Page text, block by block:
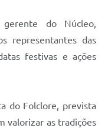
do Núcleo,
representantes das
festivas e ações
do Folclore, prevista
valorizar as tradições